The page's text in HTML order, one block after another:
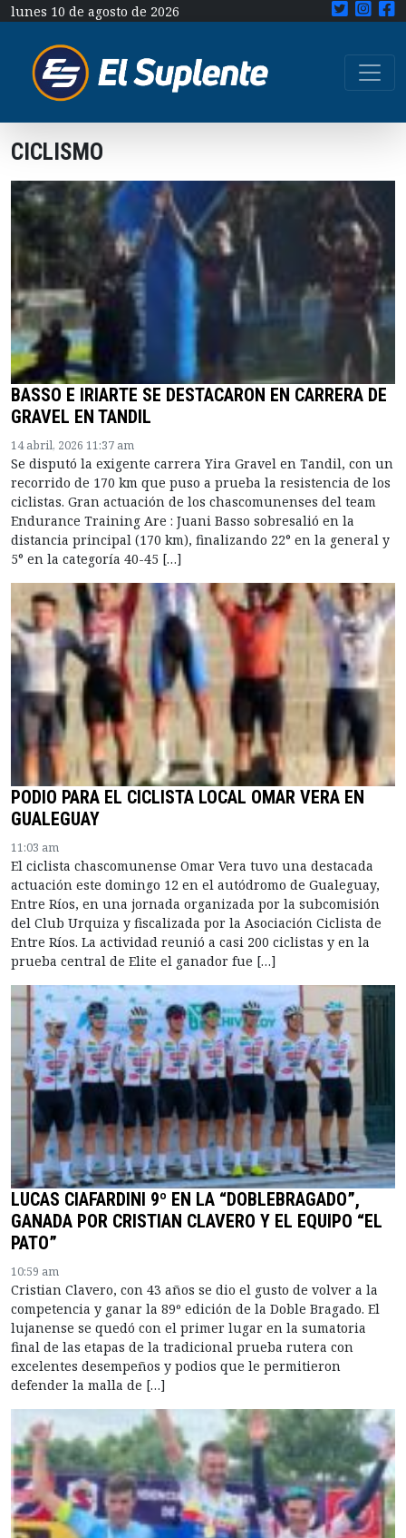
lunes 10 de agosto de 2026
CICLISMO
BASSO E IRIARTE SE DESTACARON EN CARRERA DE
GRAVEL EN TANDIL
14 abril, 2026 11:37 am
Se disputó la exigente carrera Yira Gravel en Tandil, con un
recorrido de 170 km que puso a prueba la resistencia de los
ciclistas. Gran actuación de los chascomunenses del team
Endurance Training Are : Juani Basso sobresalió en la
distancia principal (170 km), finalizando 22° en la general y
5° en la categoría 40-45 […]
PODIO PARA EL CICLISTA LOCAL OMAR VERA EN
GUALEGUAY
11:03 am
El ciclista chascomunense Omar Vera tuvo una destacada
actuación este domingo 12 en el autódromo de Gualeguay,
Entre Ríos, en una jornada organizada por la subcomisión
del Club Urquiza y fiscalizada por la Asociación Ciclista de
Entre Ríos. La actividad reunió a casi 200 ciclistas y en la
prueba central de Elite el ganador fue […]
LUCAS CIAFARDINI 9º EN LA “DOBLEBRAGADO”,
GANADA POR CRISTIAN CLAVERO Y EL EQUIPO “EL
PATO”
10:59 am
Cristian Clavero, con 43 años se dio el gusto de volver a la
competencia y ganar la 89º edición de la Doble Bragado. El
lujanense se quedó con el primer lugar en la sumatoria
final de las etapas de la tradicional prueba rutera con
excelentes desempeños y podios que le permitieron
defender la malla de […]